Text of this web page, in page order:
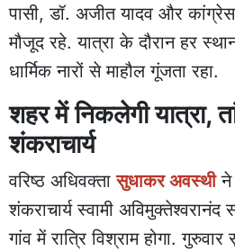
पासी, डॉ. अजीत यादव और कांग्रेस
मौजूद रहे. यात्रा के दौरान हर
धार्मिक नारों से माहौल गूंजता रहा.
शहर में निकलेगी यात्रा,
शंकराचार्य
वरिष्ठ अधिवक्तासुधाकर अवस्थीने
शंकराचार्य स्वामी
गांव में रात्रि विश्राम होगा.